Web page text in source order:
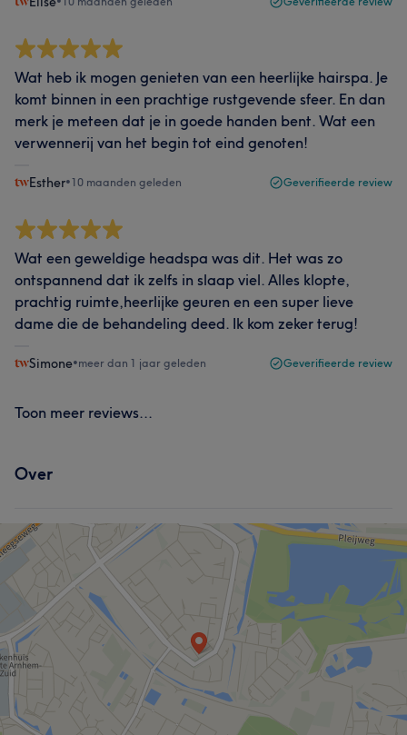
Wat heb ik mogen genieten van een heerlijke hairspa. Je
komt binnen in een prachtige rustgevende sfeer. En dan
merk je meteen dat je in goede handen bent. Wat een
verwennerij van het begin tot eind genoten!
Esther•10 maanden geleden Geverifieerde review
Wat een geweldige headspa was dit. Het was zo
ontspannend dat ik zelfs in slaap viel. Alles klopte,
prachtig ruimte,heerlijke geuren en een super lieve
dame die de behandeling deed. Ik kom zeker terug!
Simone•meer dan 1 jaar geleden Geverifieerde review
Toon meer reviews...
Over